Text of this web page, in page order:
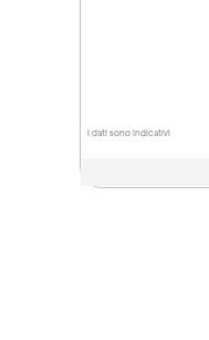
I dati sono indicativi